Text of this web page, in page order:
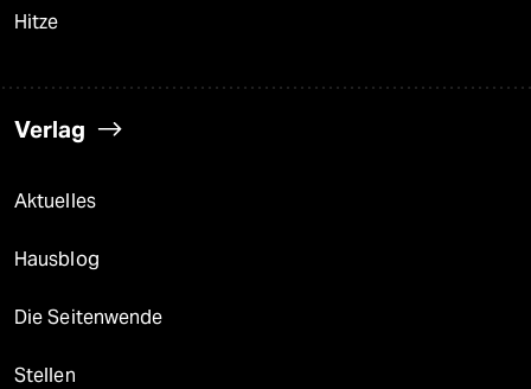
Hitze
Verlag
Aktuelles
Hausblog
Die Seitenwende
Stellen